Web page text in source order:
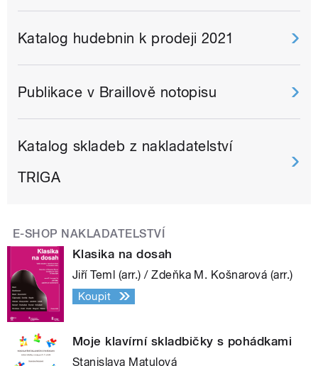
Katalog hudebnin k prodeji 2021
Publikace v Braillově notopisu
Katalog skladeb z nakladatelství
TRIGA
E-SHOP NAKLADATELSTVÍ
Klasika na dosah
Jiří Teml (arr.) / Zdeňka M. Košnarová (arr.)
Koupit
Moje klavírní skladbičky s pohádkami
Stanislava Matulová